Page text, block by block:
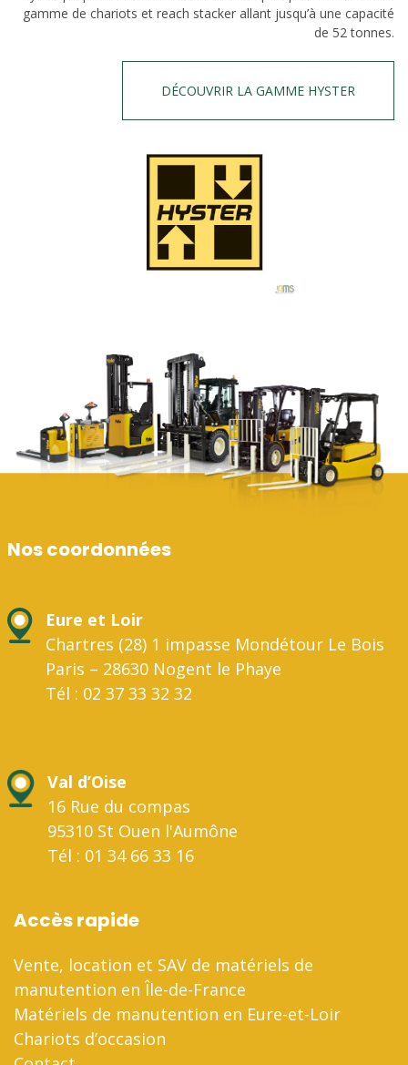
gamme de chariots et reach stacker allant jusqu’à une capacité
de 52 tonnes.
DÉCOUVRIR LA GAMME HYSTER
Nos coordonnées
Eure et Loir
Chartres (28) 1 impasse Mondétour Le Bois
Paris – 28630 Nogent le Phaye
Tél : 02 37 33 32 32
Val d’Oise
16 Rue du compas
95310 St Ouen l'Aumône
Tél : 01 34 66 33 16
Accès rapide
Vente, location et SAV de matériels de
manutention en Île-de-France
Matériels de manutention en Eure-et-Loir
Chariots d’occasion